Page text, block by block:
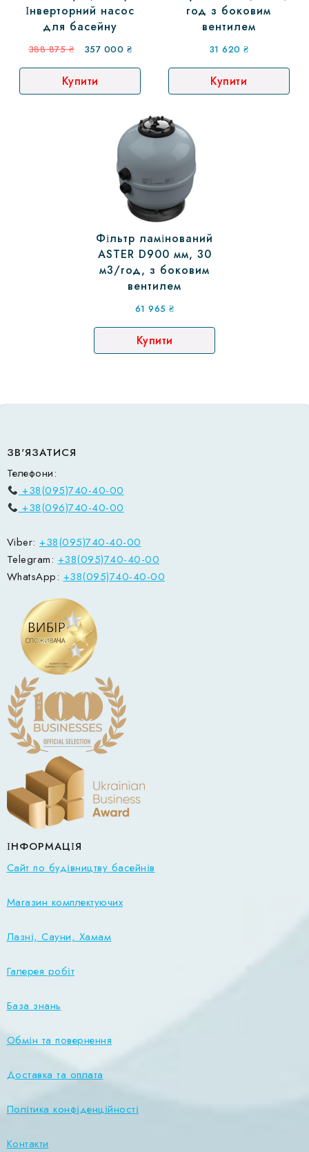
Інверторний насос
для басейну
388 875₴
Оригінальна
388
875 ₴.
357 000 ₴Поточна
000 ₴.
Купити
год з боковим
вентилем
31 620₴
Купити
Фільтр ламінований
ASTER D900 мм, 30
м3/год, з боковим
вентилем
61 965 ₴
Купити
ЗВ'ЯЗАТИСЯ
Телефони:
+38(095)740-40-00
+38(096)740-40-00
Viber: +38(095)740-40-00
Telegram: +38(095)740-40-00
WhatsApp: +38(095)740-40-00
ІНФОРМАЦІЯ
Сайт по будівництву басейнів
Магазин комплектуючих
Лазні, Сауни, Хамам
Галерея робіт
База знань
Обмін та повернення
Доставка та оплата
Політика конфіденційності
Контакти